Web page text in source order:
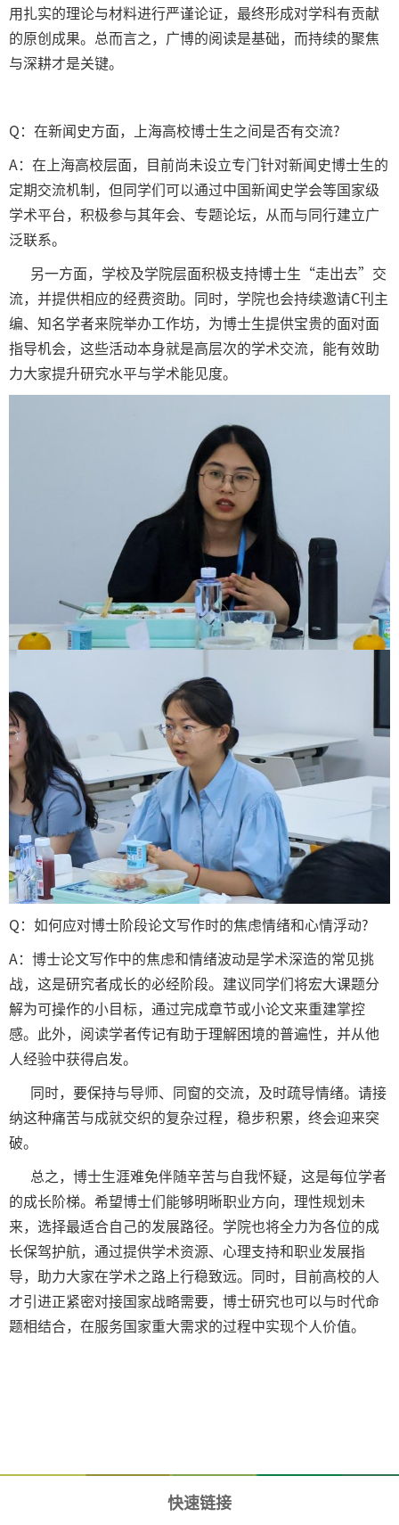
用扎实的理论与材料进行严谨论证，最终形成对学科有贡献
的原创成果。总而言之，广博的阅读是基础，而持续的聚焦
与深耕才是关键。
Q：在新闻史方面，上海高校博士生之间是否有交流?
A：在上海高校层面，目前尚未设立专门针对新闻史博士生的
定期交流机制，但同学们可以通过中国新闻史学会等国家级
学术平台，积极参与其年会、专题论坛，从而与同行建立广
泛联系。
另一方面，学校及学院层面积极支持博士生“走出去”交
流，并提供相应的经费资助。同时，学院也会持续邀请C刊主
编、知名学者来院举办工作坊，为博士生提供宝贵的面对面
指导机会，这些活动本身就是高层次的学术交流，能有效助
力大家提升研究水平与学术能见度。
Q：如何应对博士阶段论文写作时的焦虑情绪和心情浮动?
A：博士论文写作中的焦虑和情绪波动是学术深造的常见挑
战，这是研究者成长的必经阶段。建议同学们将宏大课题分
解为可操作的小目标，通过完成章节或小论文来重建掌控
感。此外，阅读学者传记有助于理解困境的普遍性，并从他
人经验中获得启发。
同时，要保持与导师、同窗的交流，及时疏导情绪。请接
纳这种痛苦与成就交织的复杂过程，稳步积累，终会迎来突
破。
总之，博士生涯难免伴随辛苦与自我怀疑，这是每位学者
的成长阶梯。希望博士们能够明晰职业方向，理性规划未
来，选择最适合自己的发展路径。学院也将全力为各位的成
长保驾护航，通过提供学术资源、心理支持和职业发展指
导，助力大家在学术之路上行稳致远。同时，目前高校的人
才引进正紧密对接国家战略需要，博士研究也可以与时代命
题相结合，在服务国家重大需求的过程中实现个人价值。
快速链接